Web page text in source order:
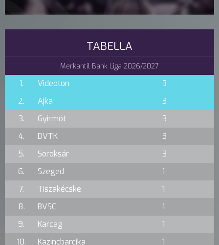
TABELLA
Merkantil Bank Liga 2026/2027
1. Videoton
3
2.
Ajka
3
3.
Gyirmót
3
4.
DVTK
3
5.
Soroksár
3
6.
Szeged
1
7.
Tiszakécske
1
8.
BVSC
1
9.
Karcag
1
10.
Kazincbarcika 1